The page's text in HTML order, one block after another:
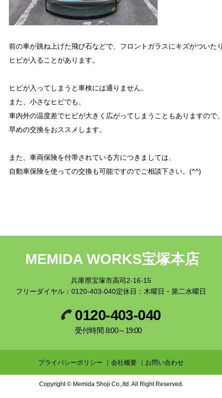
前の車が跳ね上げた飛び石などで、フロントガラスにキズがついた
ヒビが入ることがあります。
ヒビが入ってしまうと車検には通りません。
また、小さなヒビでも、
車内外の温度差でヒビが大きく広がってしまうこともありますので
早めの交換をおススメします。
また、車両保険を付帯されている方につきましては、
自動車保険を使っての交換も可能ですのでご相談下さい。(^^)
MEMIDA WORKS宝塚本店
兵庫県宝塚市高司2-16-15
フリーダイヤル： 0120-403-040定休日：木曜日・第二水曜日
0120-403-040
受付時間 8:00～19:00
プライバシーポリシー 会社概要 お問い合わせ
Copyright © Memida Shoji Co.,ltd. All Right Reserved.